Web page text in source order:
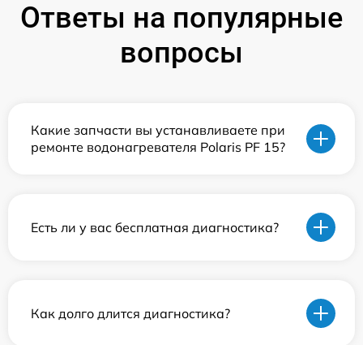
Ответы на популярные
вопросы
Какие запчасти вы устанавливаете при
ремонте водонагревателя Polaris PF 15?
Есть ли у вас бесплатная диагностика?
Как долго длится диагностика?